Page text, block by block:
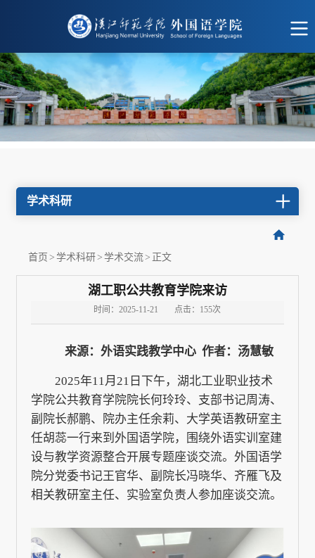
学术科研
首页 > 学术科研> 学术交流> 正文
湖工职公共教育学院来访
时间：2025-11-21 点击： 155次
来源：外语实践教学中心 作者：汤慧敏
2025年11月21日下午，湖北工业职业技术
学院公共教育学院院长何玲玲、支部书记周涛、
副院长郝鹏、院办主任余莉、大学英语教研室主
任胡蕊一行来到外国语学院，围绕外语实训室建
设与教学资源整合开展专题座谈交流。外国语学
院分党委书记王官华、副院长冯晓华、齐雁飞及
相关教研室主任、实验室负责人参加座谈交流。